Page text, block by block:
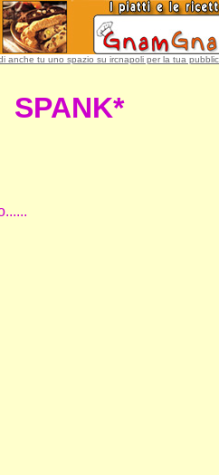
anche tu uno spazio su ircnapoli per la tua
SPANK*